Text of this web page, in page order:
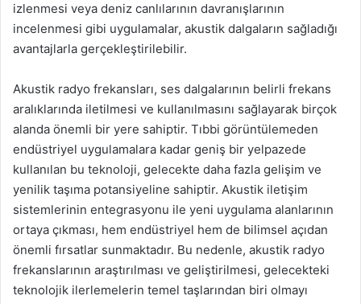
izlenmesi veya deniz canlılarının davranışlarının
incelenmesi gibi uygulamalar, akustik dalgaların sağladığı
avantajlarla gerçekleştirilebilir.
Akustik radyo frekansları, ses dalgalarının belirli frekans
aralıklarında iletilmesi ve kullanılmasını sağlayarak birçok
alanda önemli bir yere sahiptir. Tıbbi görüntülemeden
endüstriyel uygulamalara kadar geniş bir yelpazede
kullanılan bu teknoloji, gelecekte daha fazla gelişim ve
yenilik taşıma potansiyeline sahiptir. Akustik iletişim
sistemlerinin entegrasyonu ile yeni uygulama alanlarının
ortaya çıkması, hem endüstriyel hem de bilimsel açıdan
önemli fırsatlar sunmaktadır. Bu nedenle, akustik radyo
frekanslarının araştırılması ve geliştirilmesi, gelecekteki
teknolojik ilerlemelerin temel taşlarından biri olmayı